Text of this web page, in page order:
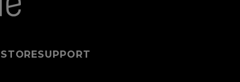
STORESUPPORT